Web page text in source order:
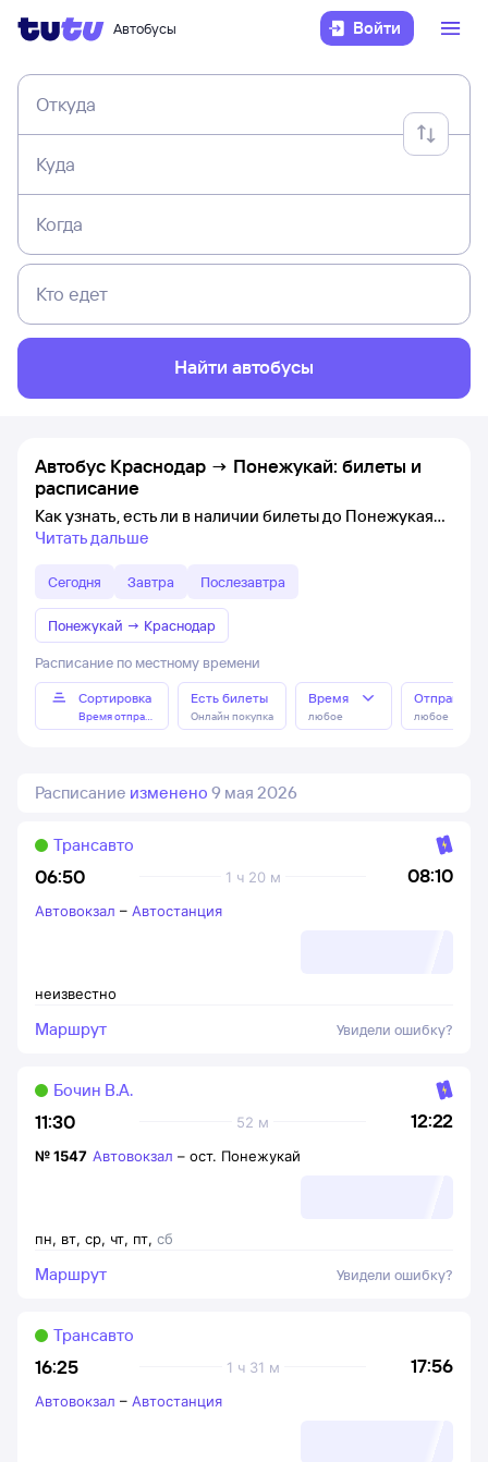
Автобусы Войти
Откуда
Куда
Когда
Кто едет
Найти автобусы
Автобус Краснодар → Понежукай: билеты и
расписание
Как узнать, есть ли в наличии билеты до Понежукая
Читать дальше
Сегодня Завтра Послезавтра
Понежукай → Краснодар
Расписание по местному времени
Сортировка
Время отправления
Есть билеты
Онлайн покупка
Время
любое любое
Расписание изменено 9 мая 2026
06:50 08:10
1 ч 20 м
Трансавто
неизвестно
Автовокзал – Автостанция
Маршрут Увидели ошибку?
11:30 12:22
52 м
Бочин В.А.
пн, вт, ср, чт, пт, сб
№1547 Автовокзал – ост. Понежукай
Маршрут Увидели ошибку?
16:25 17:56
1 ч 31 м
Трансавто
Автовокзал – Автостанция